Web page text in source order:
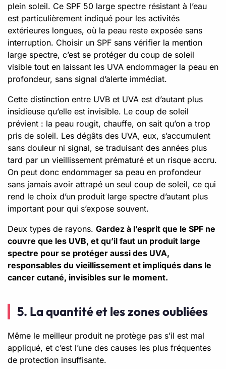
plein soleil. Ce SPF 50 large spectre résistant à l’eau
est particulièrement indiqué pour les activités
extérieures longues, où la peau reste exposée sans
interruption. Choisir un SPF sans vérifier la mention
large spectre, c’est se protéger du coup de soleil
visible tout en laissant les UVA endommager la peau en
profondeur, sans signal d’alerte immédiat.
Cette distinction entre UVB et UVA est d’autant plus
insidieuse qu’elle est invisible. Le coup de soleil
prévient : la peau rougit, chauffe, on sait qu’on a trop
pris de soleil. Les dégâts des UVA, eux, s’accumulent
sans douleur ni signal, se traduisant des années plus
tard par un vieillissement prématuré et un risque accru.
On peut donc endommager sa peau en profondeur
sans jamais avoir attrapé un seul coup de soleil, ce qui
rend le choix d’un produit large spectre d’autant plus
important pour qui s’expose souvent.
Deux types de rayons. Gardez à l’esprit que le SPF ne
couvre que les UVB, et qu’il faut un produit large
spectre pour se protéger aussi des UVA,
responsables du vieillissement et impliqués dans le
cancer cutané, invisibles sur le moment.
5. La quantité et les zones oubliées
Même le meilleur produit ne protège pas s’il est mal
appliqué, et c’est l’une des causes les plus fréquentes
de protection insuffisante.